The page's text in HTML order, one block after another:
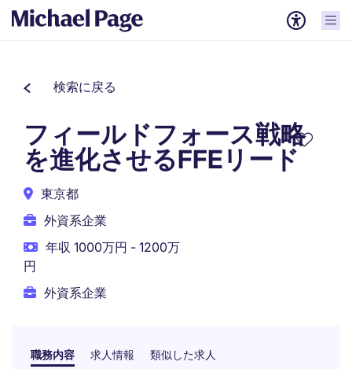
検索に戻る
フィールドフォース戦略
を進化させるFFEリード
東京都
外資系企業
年収 1000万円 - 1200万
円
外資系企業
職務内容 求人情報 類似した求人